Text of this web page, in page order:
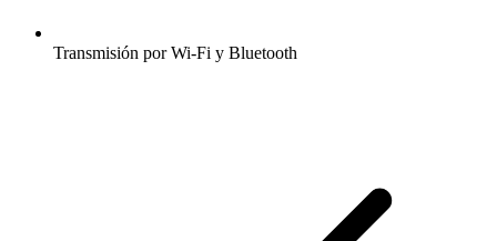
Transmisión por Wi-Fi y Bluetooth